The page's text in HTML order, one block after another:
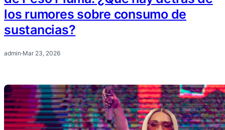
los rumores sobre consumo de
sustancias?
admin·Mar 23, 2026